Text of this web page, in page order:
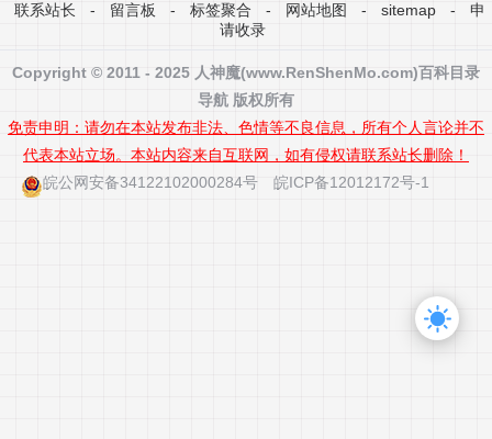
联系站长 - 留言板 - 标签聚合 - 网站地图 - sitemap -
申
请收录
Copyright © 2011 - 2025 人神魔(www.RenShenMo.com)百科目录
导航 版权所有
免责申明：请勿在本站发布非法、色情等不良信息，所有个人言论并不
代表本站立场。本站内容来自互联网，如有侵权请联系站长删除！
皖公网安备34122102000284号 皖ICP备12012172号-1